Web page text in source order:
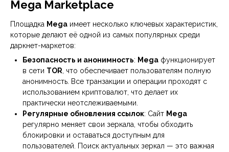
Mega Marketplace
Площадка Mega имеет несколько ключевых характеристик,
которые делают её одной из самых популярных среди
даркнет-маркетов:
Безопасность и анонимность: Mega функционирует
в сети TOR , что обеспечивает пользователям полную
анонимность. Все транзакции и операции проходят с
использованием криптовалют, что делает их
практически неотслеживаемыми.
Регулярные обновления ссылок: Сайт Mega
регулярно меняет свои зеркала, чтобы обходить
блокировки и оставаться доступным для
пользователей. Поиск актуальных зеркал — это важная